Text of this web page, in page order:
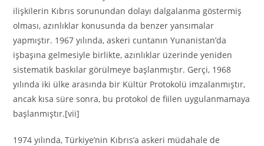
ilişkilerin Kıbrıs sorunundan dolayı dalgalanma göstermiş
olması, azınlıklar konusunda da benzer yansımalar
yapmıştır. 1967 yılında, askeri cuntanın Yunanistan’da
işbaşına gelmesiyle birlikte, azınlıklar üzerinde yeniden
sistematik baskılar görülmeye başlanmıştır. Gerçi, 1968
yılında iki ülke arasında bir Kültür Protokolü imzalanmıştır,
ancak kısa süre sonra, bu protokol de fiilen uygulanmamaya
başlanmıştır.[vii]
1974 yılında, Türkiye’nin Kıbrıs’a askeri müdahale de